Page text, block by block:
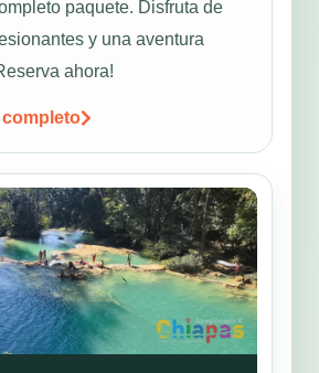
paquete. Disfruta de
y una aventura
ahora!